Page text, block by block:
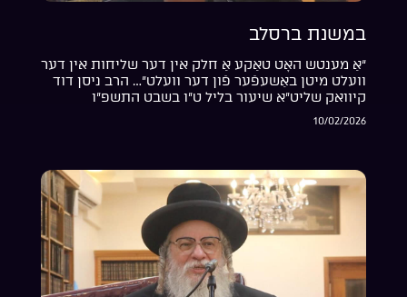
במשנת ברסלב
“אַ מענטש האָט טאַקע אַ חלק אין דער שליחות אין דער
וועלט מיטן באַשעפֿער פֿון דער וועלט”… הרב ניסן דוד
קיוואק שליט”א שיעור בליל ט”ו בשבט התשפ”ו
10/02/2026